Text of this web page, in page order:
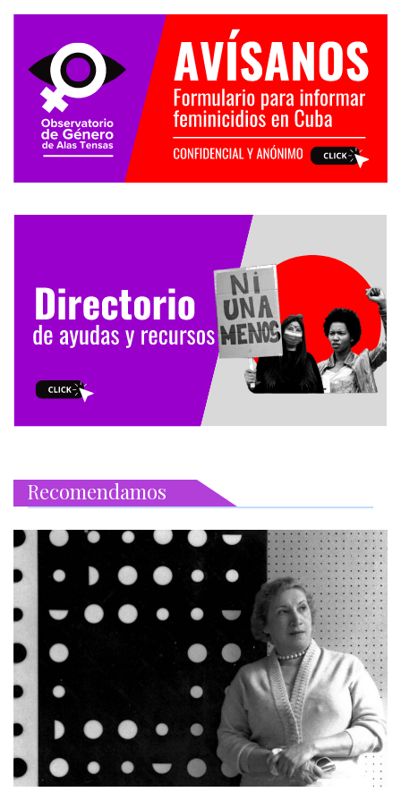
Recomendamos